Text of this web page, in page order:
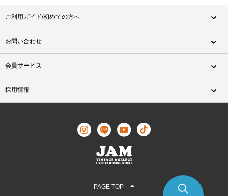
ご利用ガイド/初めての方へ
お問い合わせ
会員サービス
採用情報
PAGE TOP